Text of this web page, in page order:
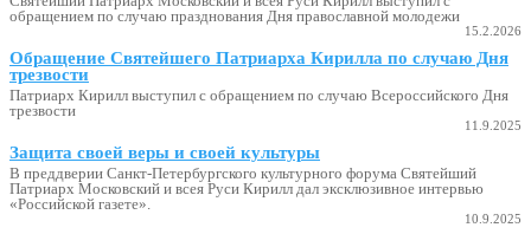
обращением по случаю празднования Дня православной молодежи
15.2.2026
Обращение Святейшего Патриарха Кирилла по случаю Дня
трезвости
Патриарх Кирилл выступил с обращением по случаю Всероссийского Дня
трезвости
11.9.2025
Защита своей веры и своей культуры
В преддверии Санкт-Петербургского культурного форума Святейший
Патриарх Московский и всея Руси Кирилл дал эксклюзивное интервью
«Российской газете».
10.9.2025